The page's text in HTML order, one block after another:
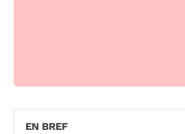
EN BREF